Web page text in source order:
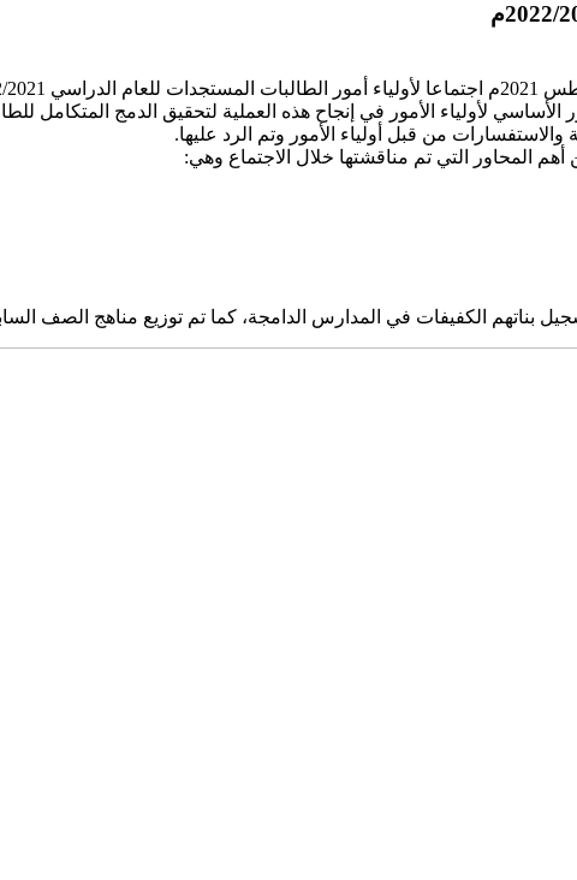
لأولياء الأمور في إنجاح هذه العملية لتحقيق الدمج المتكامل
من قبل أولياء الأمور وتم الرد عليها.
المحاور التي تم مناقشتها خلال الاجتماع وهي:
بناتهم الكفيفات في المدارس الدامجة، كما تم توزيع مناهج الصف